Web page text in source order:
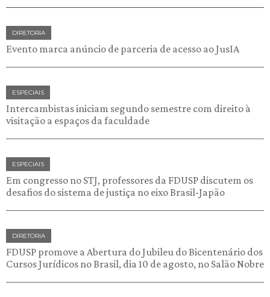
DIRETORIA
Evento marca anúncio de parceria de acesso ao JusIA
ESPECIAIS
Intercambistas iniciam segundo semestre com direito à
visitação a espaços da faculdade
ESPECIAIS
Em congresso no STJ, professores da FDUSP discutem os
desafios do sistema de justiça no eixo Brasil-Japão
DIRETORIA
FDUSP promove a Abertura do Jubileu do Bicentenário dos
Cursos Jurídicos no Brasil, dia 10 de agosto, no Salão Nobre